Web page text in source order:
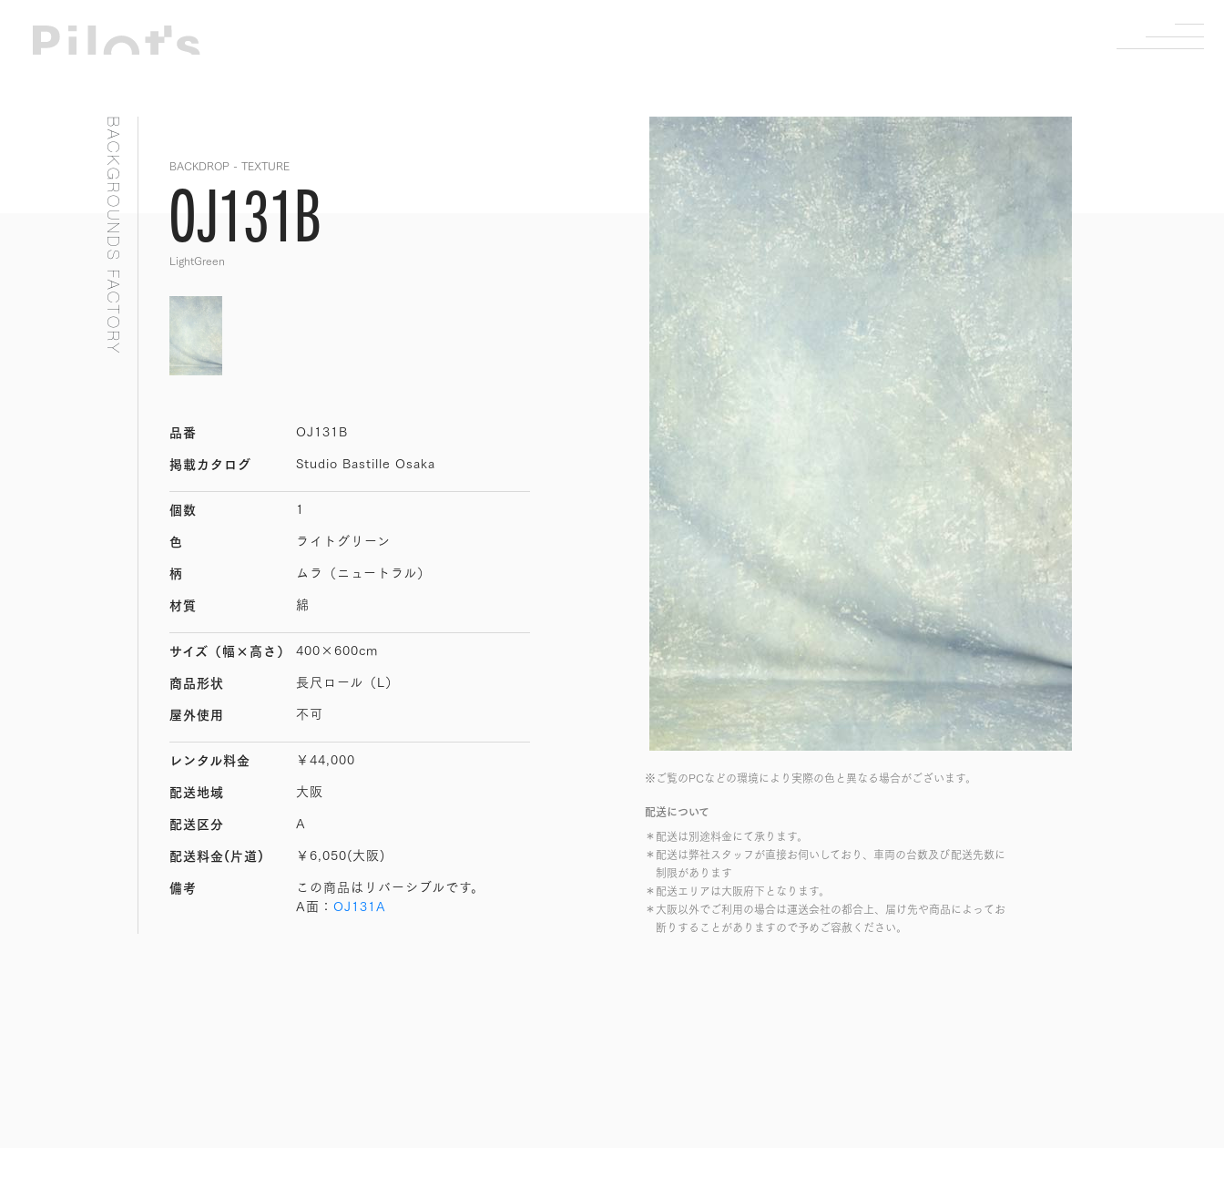
BACKGROUNDS FACTORY BACKDROP - TEXTURE
OJ131B
LightGreen
※ご覧のPCなどの環境により実際の色と異なる場合がございます。
配送について
＊配送は別途料金にて承ります。
＊配送は弊社スタッフが直接お伺いしており、車両の台数及び配送先数に
制限があります
＊配送エリアは大阪府下となります。
＊大阪以外でご利用の場合は運送会社の都合上、届け先や商品によってお
断りすることがありますので予めご容赦ください。
品番 OJ131B
掲載カタログ Studio Bastille Osaka
個数 1
色 ライトグリーン
柄 ムラ（ニュートラル）
材質 綿
サイズ （幅×高さ） 400×600cm
商品形状 長尺ロール（L）
屋外使用 不可
レンタル料金 ￥44,000
配送地域 大阪
配送区分 A
配送料金(片道) ￥6,050(大阪)
備考
この商品はリバーシブルです。
A面： OJ131A